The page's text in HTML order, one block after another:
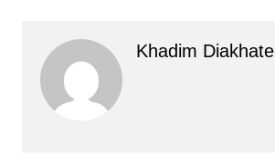
Khadim Diakhate